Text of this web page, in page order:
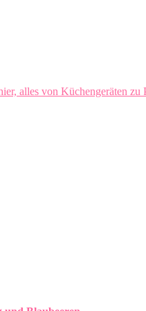
alles von Küchengeräten zu